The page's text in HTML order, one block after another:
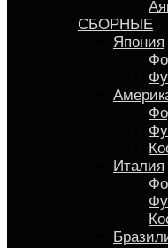
СБОРНЫЕ
Япония
Италия